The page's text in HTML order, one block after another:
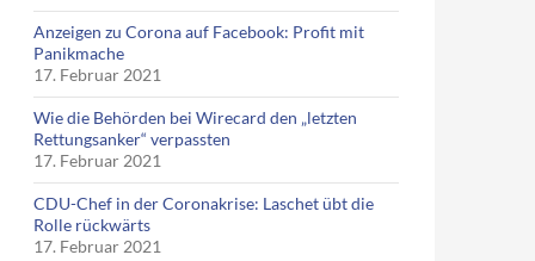
Anzeigen zu Corona auf Facebook: Profit mit
Panikmache
17. Februar 2021
Wie die Behörden bei Wirecard den „letzten
Rettungsanker“ verpassten
17. Februar 2021
CDU-Chef in der Coronakrise: Laschet übt die
Rolle rückwärts
17. Februar 2021